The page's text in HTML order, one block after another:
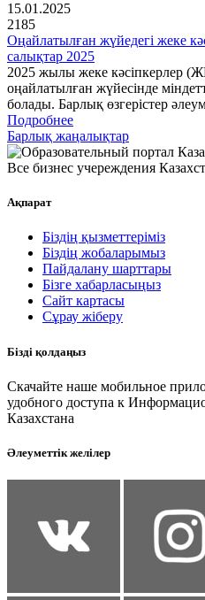
15.01.2025
2185
Оңайлатылған жүйедегі жеке
салықтар 2025
2025 жылы жеке кәсіпкерлер
оңайлатылған жүйесінде
болады. Барлық өзгерістер
Подробнее
Барлық жаңалықтар
Все бизнес учереждения
Ақпарат
Біздің қызметтеріміз
Біздің жобаларымыз
Пайдалану шарттары
Бізге хабарласыңыз
Сайт картасы
Сұрау жіберу
Бізді қолдаңыз
Скачайте наше мобильное
удобного доступа к
Казахстана
Әлеуметтік желілер